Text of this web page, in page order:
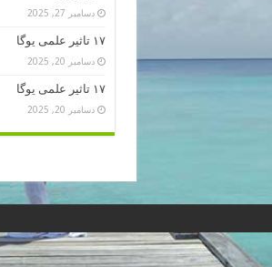
دسامبر 27, 2025
۱۷ تاثیر علمی یوگا
دسامبر 20, 2025
۱۷ تاثیر علمی یوگا
دسامبر 20, 2025